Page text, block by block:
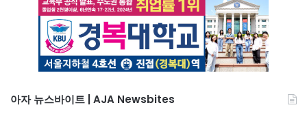
아자 뉴스바이트 | AJA Newsbites